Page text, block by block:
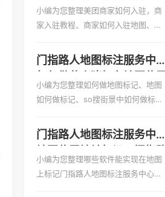
显示相关地图标注知识，详情可查看
下方正文！
注服务中心铺如何入驻花小
小编为您整理美团商家如何入驻，商
家入驻教程、商家如何入驻地图、如
图、家政公司如何入驻美团相关地图
标注知识，详情可查看下方正文！
门指路人地图标注服务中心
标记？门指路人地图标注服
地址标记？
小编为您整理如何做地图标记、地图
如何做标记、so搜街景中如何做标
到门指路人地图标注服务中心办理手
续的吗、哪些软件能实现在地图上标
记门指路人地图标注服务中心位置相
关地图标注知识，详情可查看下方正
门指路人地图标注服务中心
人地图标注服务中心苹果地
小编为您整理哪些软件能实现在地图
上标记门指路人地图标注服务中心位